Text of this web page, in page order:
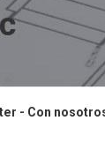
- Con